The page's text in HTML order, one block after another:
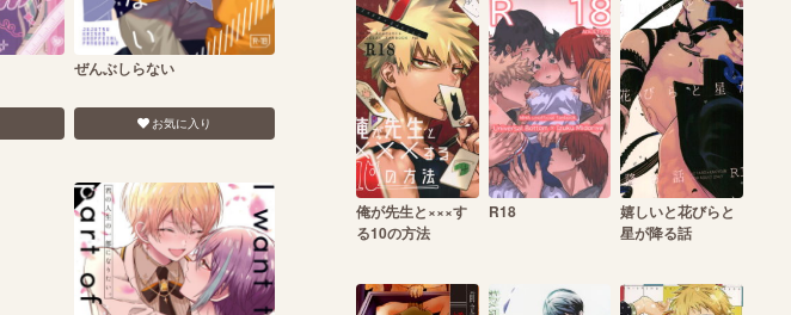
ぜんぶしらない
お気に入り
俺が先生と×××す
る10の方法
R18
嬉しいと花びらと
星が降る話